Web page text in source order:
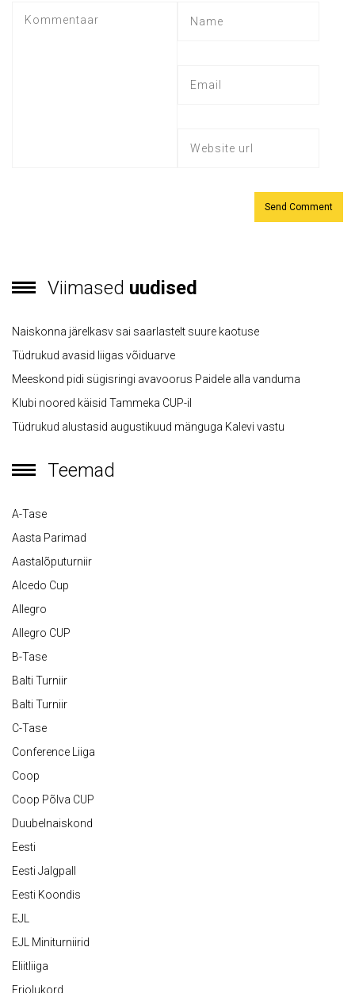
Viimased uudised
Naiskonna järelkasv sai saarlastelt suure kaotuse
Tüdrukud avasid liigas võiduarve
Meeskond pidi sügisringi avavoorus Paidele alla vanduma
Klubi noored käisid Tammeka CUP-il
Tüdrukud alustasid augustikuud mänguga Kalevi vastu
Teemad
A-Tase
Aasta Parimad
Aastalõputurniir
Alcedo Cup
Allegro
Allegro CUP
B-Tase
Balti Turniir
Balti Turniir
C-Tase
Conference Liiga
Coop
Coop Põlva CUP
Duubelnaiskond
Eesti
Eesti Jalgpall
Eesti Koondis
EJL
EJL Miniturniirid
Eliitliiga
Eriolukord